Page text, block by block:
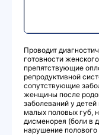
Проводит
готовности
препятствующие
репродуктивной
сопутствующие
женщины после
заболеваний у детей
малых половых губ,
дисменорея (боли в
нарушение полового